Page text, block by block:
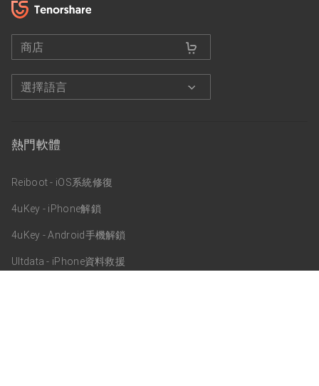
商店
選擇語言
熱門軟體
Reiboot - iOS系統修復
4uKey - iPhone解鎖
4uKey - Android手機解鎖
Ultdata - iPhone資料救援